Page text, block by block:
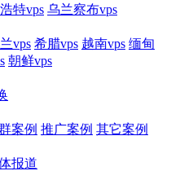
特vps 乌兰察布vps
vps 希腊vps 越南vps 缅甸
朝鲜vps
案例 推广案例 其它案例
报道